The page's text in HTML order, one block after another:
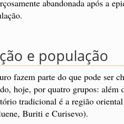
abandonada após a
e população
fazem parte do que pode ser
hoje, por quatro grupos: além
tradicional é a região
Buriti e Curisevo).